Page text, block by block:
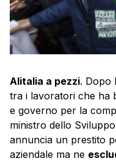
Alitalia a pezzi. Dopo
tra i lavoratori che ha
e governo per la
ministro dello
annuncia un prestito
aziendale ma ne